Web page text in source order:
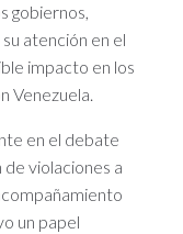
gobiernos,
atención en el
impacto en los
Venezuela.
en el debate
violaciones a
un papel